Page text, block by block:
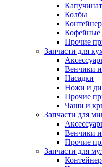
Колбы
Кофейные
Прочие
Запчасти для
Венчики
Насадки
Ножи и
Прочие
Чаши и
Запчасти для
Венчики
Прочие
Запчасти для